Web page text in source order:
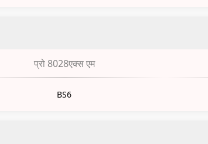
प्रो 8028एक्स एम
BS6